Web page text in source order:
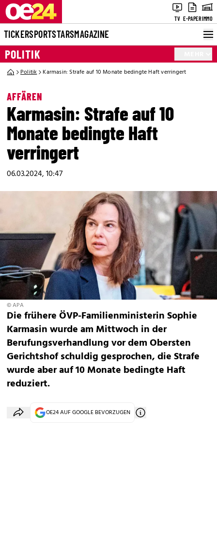
TV E-PAPERIMMO
TICKERSPORTSTARSMAGAZINE
POLITIK
Politik Karmasin: Strafe auf 10 Monate bedingte Haft verringert
AFFÄREN
Karmasin: Strafe auf 10
Monate bedingte Haft
verringert
06.03.2024, 10:47
© APA
Die frühere ÖVP-Familienministerin Sophie
Karmasin wurde am Mittwoch in der
Berufungsverhandlung vor dem Obersten
Gerichtshof schuldig gesprochen, die Strafe
wurde aber auf 10 Monate bedingte Haft
reduziert.
OE24 AUF GOOGLE BEVORZUGEN